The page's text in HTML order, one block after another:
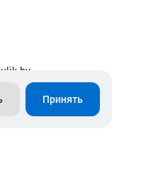
Принять